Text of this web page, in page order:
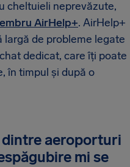
cheltuieli neprevăzute,
AirHelp+. AirHelp+
de probleme legate
dedicat, care îți poate
în timpul și după o
aeroporturi
mi se